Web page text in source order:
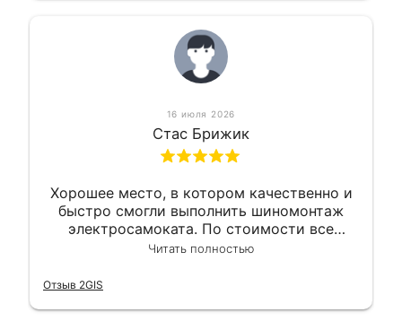
16 июля 2026
Стас Брижик
Хорошее место, в котором качественно и
быстро смогли выполнить шиномонтаж
электросамоката. По стоимости все
вышло вообще приемлемо хочу сказать.
Читать полностью
Отзыв 2GIS